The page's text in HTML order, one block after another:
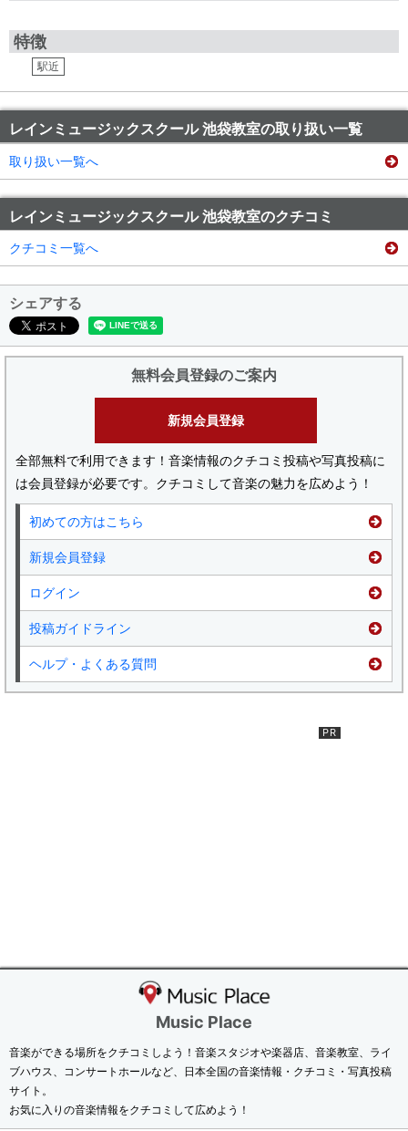
特徴
駅近
レインミュージックスクール 池袋教室の取り扱い一覧
取り扱い一覧へ
レインミュージックスクール 池袋教室のクチコミ
クチコミ一覧へ
シェアする
無料会員登録のご案内
新規会員登録
全部無料で利用できます！音楽情報のクチコミ投稿や写真投稿に
は会員登録が必要です。クチコミして音楽の魅力を広めよう！
初めての方はこちら
新規会員登録
ログイン
投稿ガイドライン
ヘルプ・よくある質問
Music Place
音楽ができる場所をクチコミしよう！音楽スタジオや楽器店、音楽教室、ライ
ブハウス、コンサートホールなど、日本全国の音楽情報・クチコミ・写真投稿
サイト。
お気に入りの音楽情報をクチコミして広めよう！